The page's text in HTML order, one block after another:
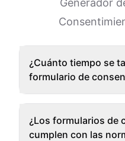
Generador
¿Cuánto tiempo se
formulario de
¿Los formularios de
cumplen con las